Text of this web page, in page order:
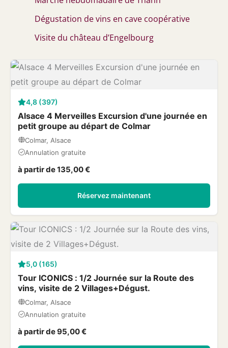
Dégustation de vins en cave coopérative
Visite du château d’Engelbourg
4,8 (397)
Alsace 4 Merveilles Excursion d'une journée en
petit groupe au départ de Colmar
Colmar, Alsace
Annulation gratuite
à partir de 135,00 €
Réservez maintenant
5,0 (165)
Tour ICONICS : 1/2 Journée sur la Route des
vins, visite de 2 Villages+Dégust.
Colmar, Alsace
Annulation gratuite
à partir de 95,00 €